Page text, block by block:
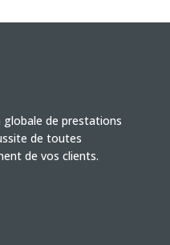
de prestations
de toutes
de vos clients.